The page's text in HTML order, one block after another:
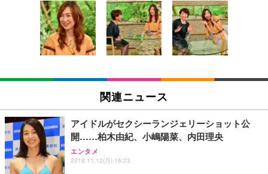
[EdoErgo] オフィスチェア 椅子 テレワーク 疲れな
い 跳ね上げ式アームレスト コンパクト 約105度ロッ
キング pc 事務椅子 360度回転 座面昇降 強化ナイロ
ン樹脂ベース 通気性メッシュ 在宅ワーク H-WY01
(黒網+黒枠+黒足)
￥5,699
SIHOO B100 オフィスチェア／デスクチェア メッシ
ュチェア 人間工学 疲れない ブラック
￥27,999
Sezlife オフィスチェア デスクチェア 疲れない テレ
ワーク チェア 強化バックレスト 30度ロッキング機
能 人間工学 椅子 腰サポート 90度跳ね上げ式アーム
EIZO ビジネス向けプレミアムモニター | FlexScan
EV3240X-WT | 31.5型4K UHD・USB Type-C・ホワ
イト
￥105,595
EIZO ビジネス向けプレミアムモニター | FlexScan
【純正品】27"ゲーミングモニター DualSense 充電
フック付き（CFI-ZDM1J）
Amazonベーシック ペットシーツ 薄型 レギュラー 1
回使い捨て 無香料 ホワイト 300枚
￥3,373
Amazonベーシック ペットシーツ 厚型 ワイド 42枚
x2袋(84枚) ホワイト(吸収面:ライトブルー)
￥3,234
ネオ・ルーライフ ネオ・オムツ L 中型犬用 26枚入
り 単品
関連ニュース
アイドルがセクシーランジェリーショット公
開……柏木由紀、小嶋陽菜、内田理央
エンタメ
2018.11.12(月) 16:23